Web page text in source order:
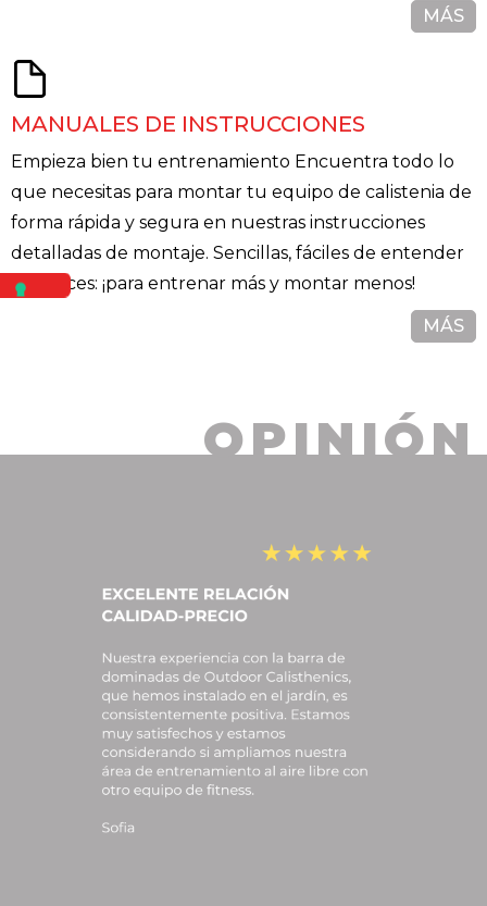
MÁS
MANUALES DE INSTRUCCIONES
Empieza bien tu entrenamiento Encuentra todo lo
que necesitas para montar tu equipo de calistenia de
forma rápida y segura en nuestras instrucciones
detalladas de montaje. Sencillas, fáciles de entender
y eficaces: ¡para entrenar más y montar menos!
MÁS
OPINIÓN